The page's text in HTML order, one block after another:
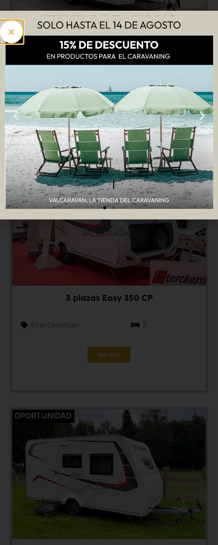
4 plazas 472 LJ Easy
Ver más
3 plazas Easy 350 CP
Sterckeman 3
Ver más
OPORTUNIDAD